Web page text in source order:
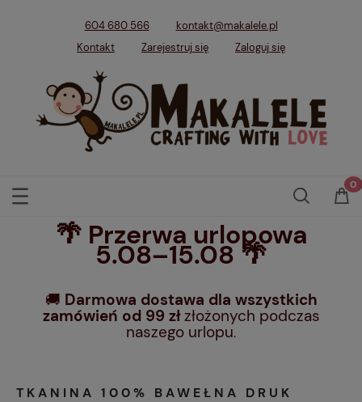
604 680 566
kontakt@makalele.pl
Kontakt
Zarejestruj się Zaloguj się
🌴 Przerwa urlopowa
5.08–15.08 🌴
🚚 Darmowa dostawa dla wszystkich
zamówień od 99 złzłożonych podczas
naszego urlopu.
TKANINA 100% BAWEŁNA DRUK